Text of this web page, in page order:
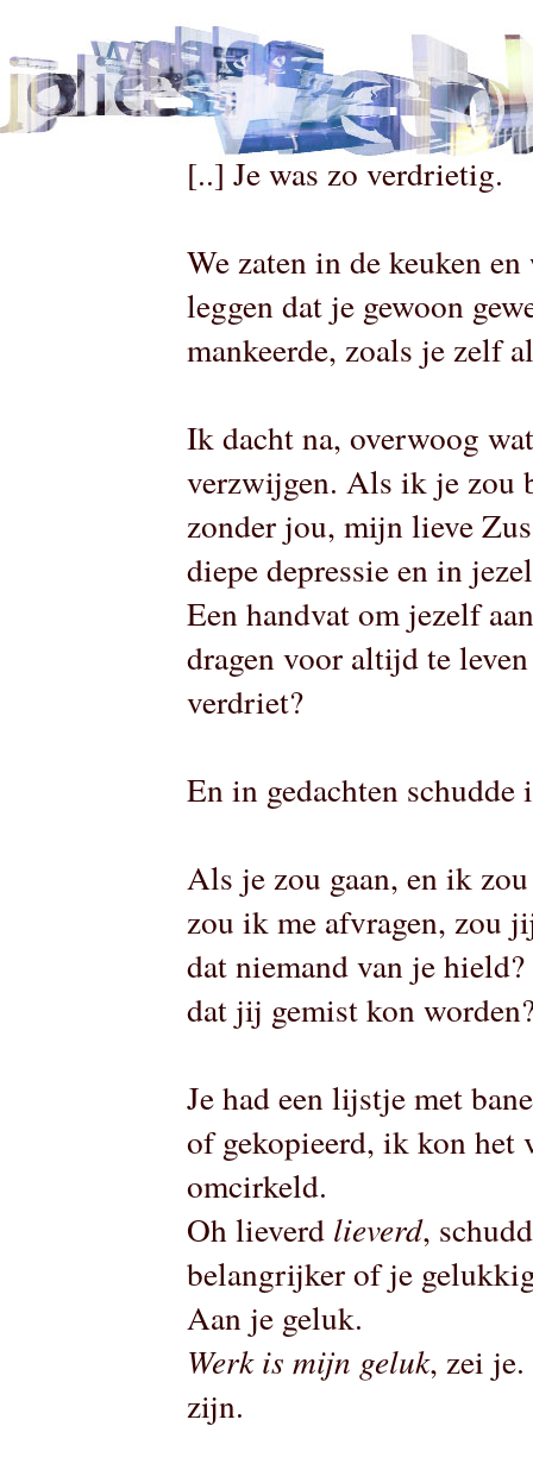
[..] Je was zo verdrietig.
We zaten in de keuken
leggen dat je gewoon
mankeerde, zoals je zelf
Ik dacht na, overwoog
verzwijgen. Als ik je zou
zonder jou, mijn lieve
diepe depressie en in
Een handvat om jezelf
dragen voor altijd te
verdriet?
En in gedachten
Als je zou gaan, en ik
zou ik me afvragen, zou
dat niemand van je
dat jij gemist kon
Je had een lijstje met
of gekopieerd, ik kon het
omcirkeld.
Oh lieverd lieverd,
belangrijker of je
Aan je geluk.
Werk is mijn geluk, zei
zijn.